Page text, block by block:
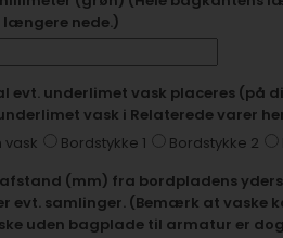
nede.)
evt. underlimet vask placeres (på
vask i Relaterede varer
vask
Bordstykke 1 Bordstykke 2
(mm) fra bordpladens
evt. samlinger. (Bemærk at vaske
uden bagplade til armatur er